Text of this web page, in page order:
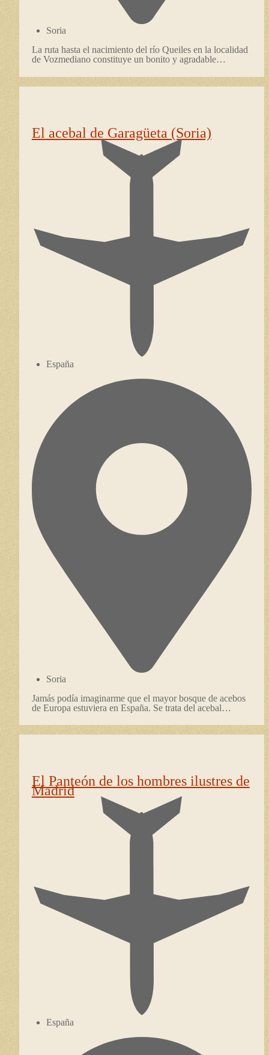
Soria
La ruta hasta el nacimiento del río Queiles en la localidad
de Vozmediano constituye un bonito y agradable…
El acebal de Garagüeta (Soria)
España
Soria
Jamás podía imaginarme que el mayor bosque de acebos
de Europa estuviera en España. Se trata del acebal…
El Panteón de los hombres ilustres de
Madrid
España